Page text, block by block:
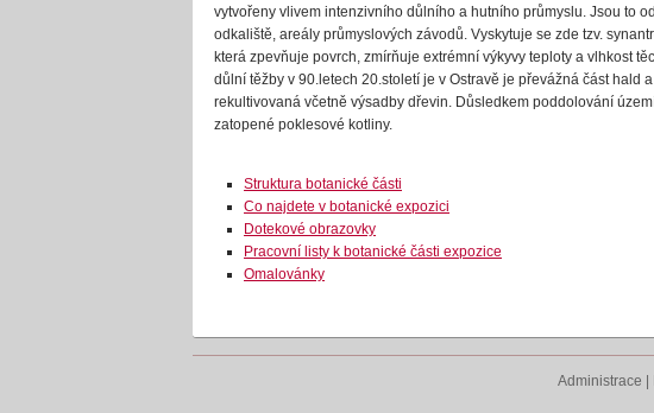
vytvořeny vlivem intenzivního důlního a hutního průmyslu. Jsou to
odkaliště, areály průmyslových závodů. Vyskytuje se zde tzv.
která zpevňuje povrch, zmírňuje extrémní výkyvy teploty a vlhkost
důlní těžby v 90.letech 20.století je v Ostravě je převážná část hald
rekultivovaná včetně výsadby dřevin. Důsledkem poddolování
zatopené poklesové kotliny.
Struktura botanické části
Co najdete v botanické expozici
Dotekové obrazovky
Pracovní listy k botanické části expozice
Omalovánky
Administrace